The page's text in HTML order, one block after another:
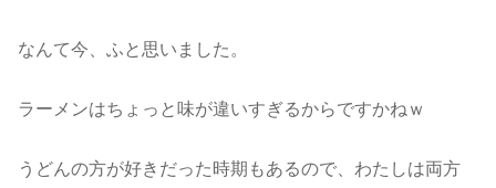
なんて今、ふと思いました。
ラーメンはちょっと味が違いすぎるからですかねｗ
うどんの方が好きだった時期もあるので、わたしは両方